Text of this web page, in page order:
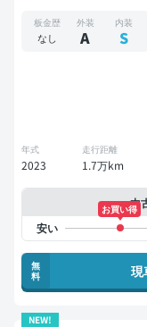
ライブレコーダー 衝
板金歴
なし
外装
A
内装
S
年式
2023
走行距離
1.7万km
中
お買い得
無
料
現
NEW!